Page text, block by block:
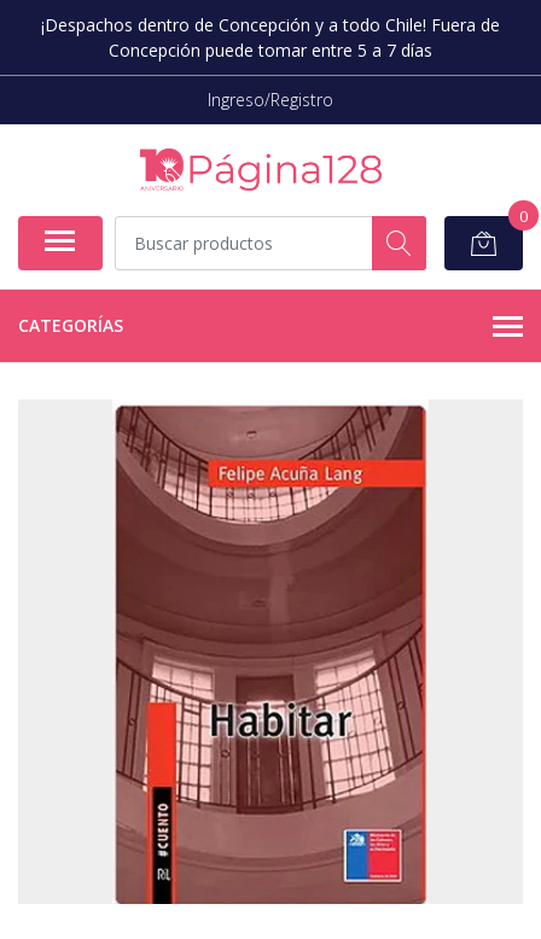
¡Despachos dentro de Concepción y a todo Chile! Fuera de
Concepción puede tomar entre 5 a 7 días
Ingreso/Registro
0
CATEGORÍAS